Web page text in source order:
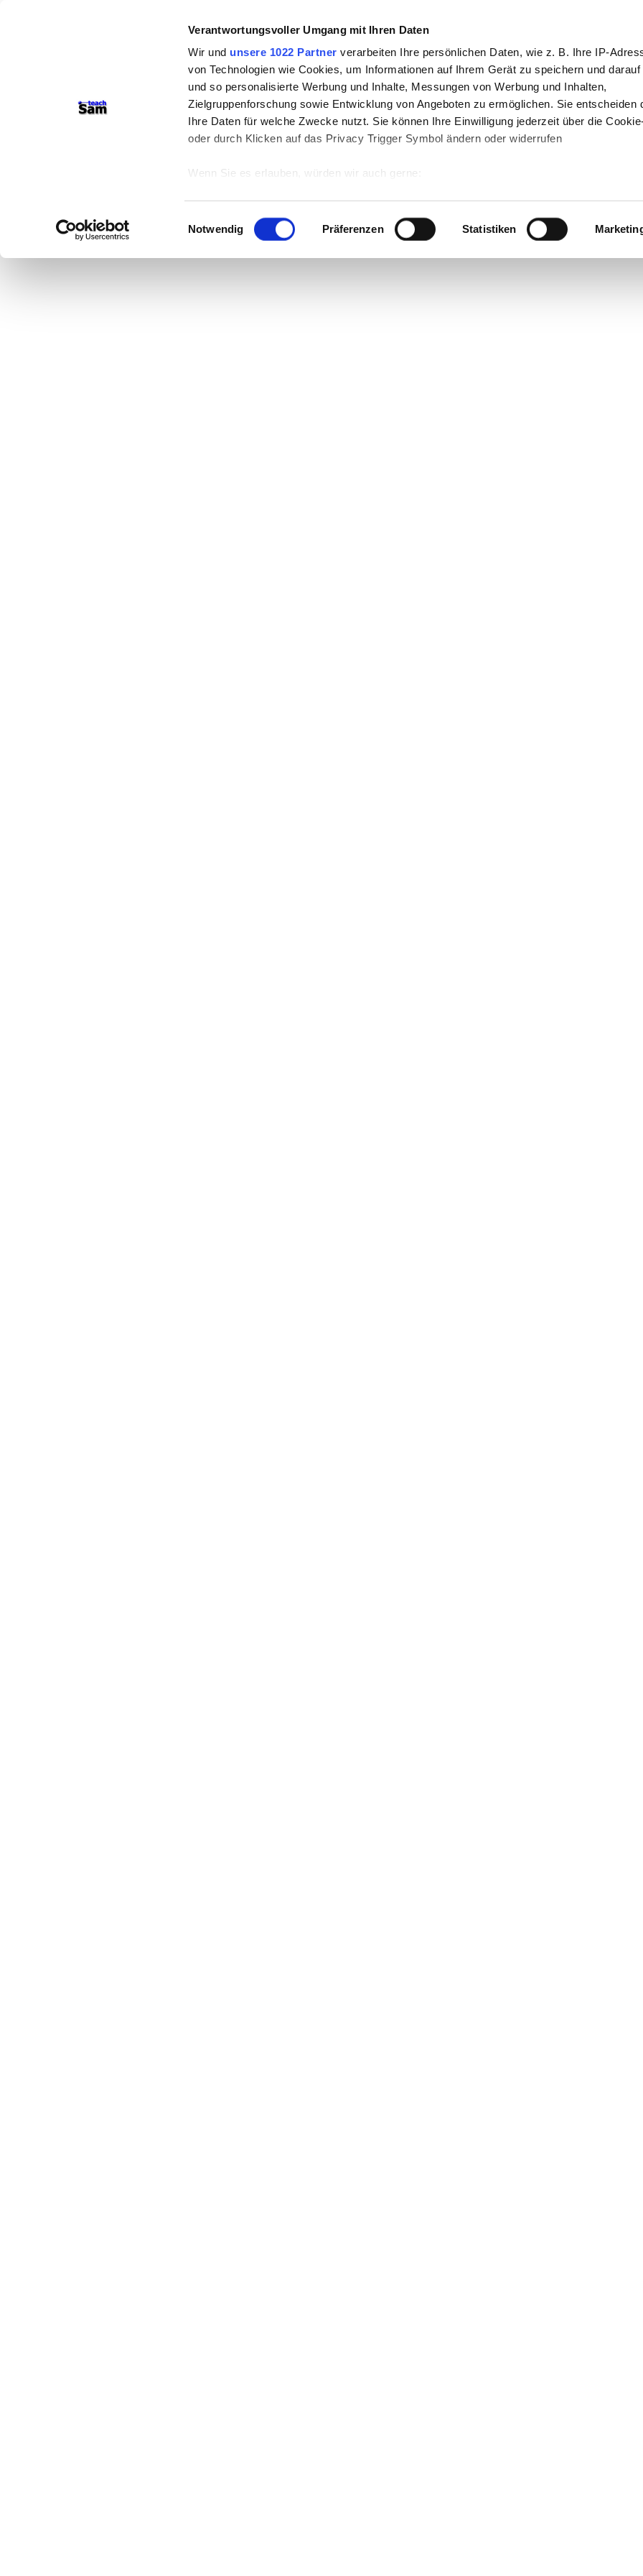
Verantwortungsvoller Umgang mit Ihren Daten
Wir und unsere 1022 Partner verarbeiten Ihre persönlichen Daten, wie z. B. Ihre IP-
von Technologien wie Cookies, um Informationen auf Ihrem Gerät zu speichern und
und so personalisierte Werbung und Inhalte, Messungen von Werbung und Inhalten,
Zielgruppenforschung sowie Entwicklung von Angeboten zu ermöglichen. Sie entscheiden
Ihre Daten für welche Zwecke nutzt. Sie können Ihre Einwilligung jederzeit über die
oder durch Klicken auf das Privacy Trigger Symbol ändern oder widerrufen
Wenn Sie es erlauben, würden wir auch gerne:
Ihr Gerät durch aktives Scannen nach bestimmten Merkmalen (Fingerprinting)
Erfahren Sie mehr darüber, wie Ihre persönlichen Daten verarbeitet werden, und legen Sie
Präferenzen imAbschnitt Einzelheitenfest.
Einwilligungsauswahl
Notwendig Präferenzen Statistiken